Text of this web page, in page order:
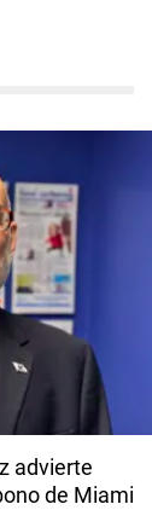
advierte
de Miami